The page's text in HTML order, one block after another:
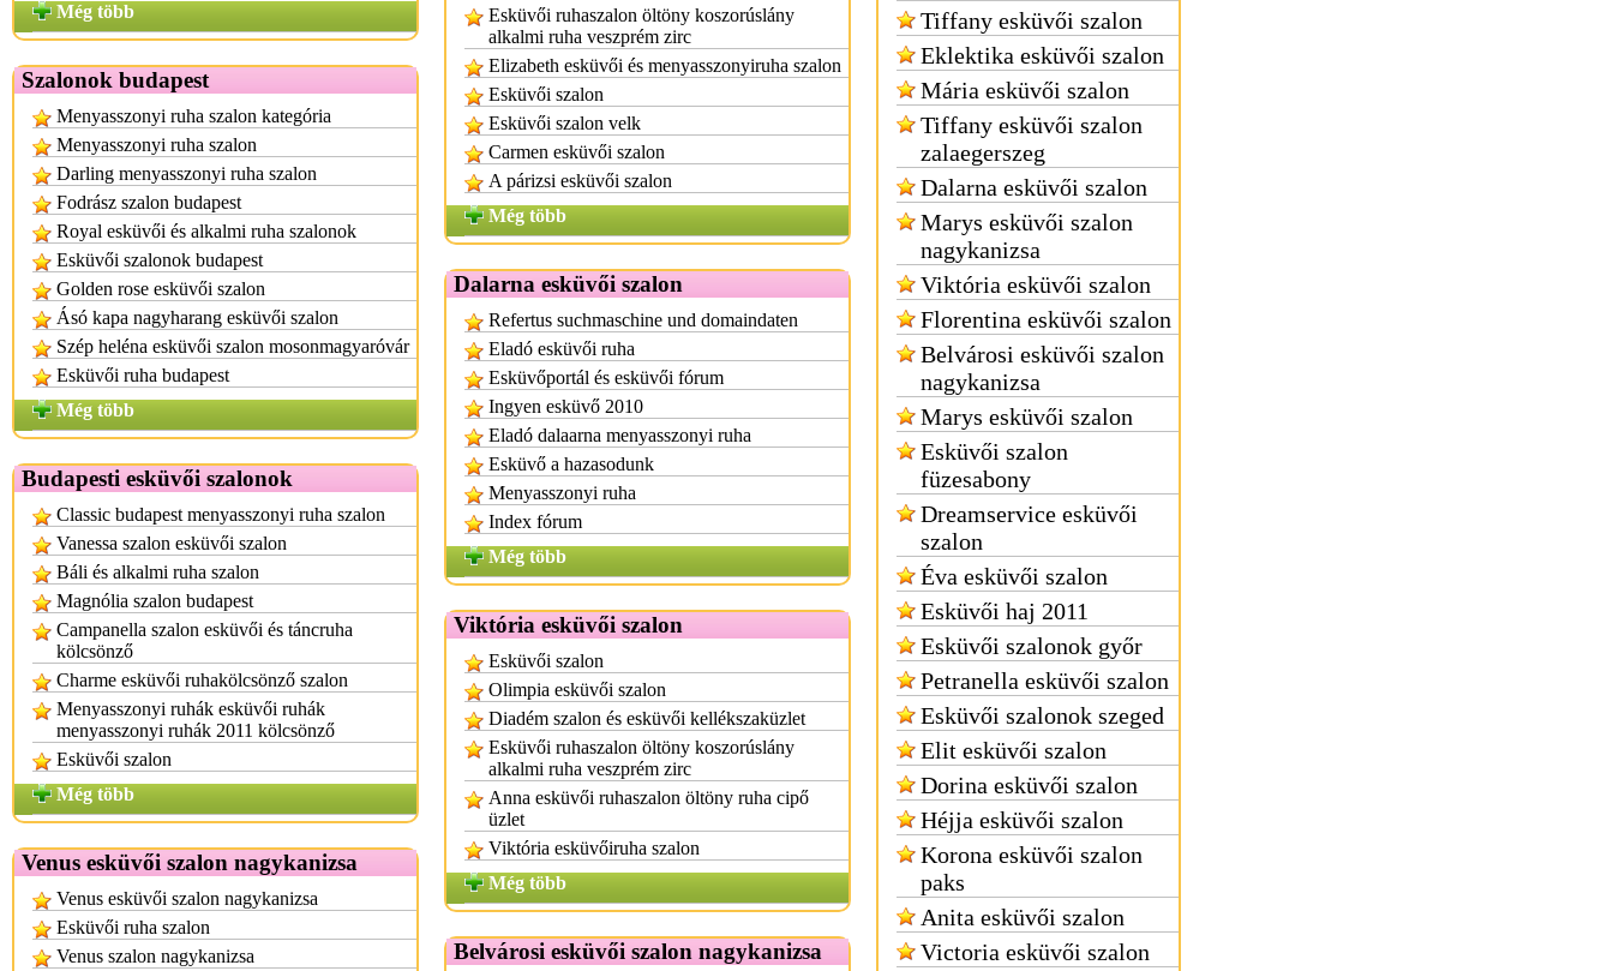
Még több
Szalonok budapest
Menyasszonyi ruha szalon kategória
Menyasszonyi ruha szalon
Darling menyasszonyi ruha szalon
Fodrász szalon budapest
Royal esküvői és alkalmi ruha szalonok
Esküvői szalonok budapest
Golden rose esküvői szalon
Ásó kapa nagyharang esküvői szalon
Szép heléna esküvői szalon mosonmagyaróvár
Esküvői ruha budapest
Még több
Budapesti esküvői szalonok
Classic budapest menyasszonyi ruha szalon
Vanessa szalon esküvői szalon
Báli és alkalmi ruha szalon
Magnólia szalon budapest
Campanella szalon esküvői és táncruha
kölcsönző
Charme esküvői ruhakölcsönző szalon
Menyasszonyi ruhák esküvői ruhák
menyasszonyi ruhák 2011 kölcsönző
Esküvői szalon
Még több
Venus esküvői szalon nagykanizsa
Venus esküvői szalon nagykanizsa
Esküvői ruha szalon
Venus szalon nagykanizsa
Esküvői ruhaszalon öltöny koszorúslány
alkalmi ruha veszprém zirc
Elizabeth esküvői és menyasszonyiruha szalon
Esküvői szalon
Esküvői szalon velk
Carmen esküvői szalon
A párizsi esküvői szalon
Még több
Dalarna esküvői szalon
Refertus suchmaschine und domaindaten
Eladó esküvői ruha
Esküvőportál és esküvői fórum
Ingyen esküvő 2010
Eladó dalaarna menyasszonyi ruha
Esküvő a hazasodunk
Menyasszonyi ruha
Index fórum
Még több
Viktória esküvői szalon
Esküvői szalon
Olimpia esküvői szalon
Diadém szalon és esküvői kellékszaküzlet
Esküvői ruhaszalon öltöny koszorúslány
alkalmi ruha veszprém zirc
Anna esküvői ruhaszalon öltöny ruha cipő
üzlet
Viktória esküvőiruha szalon
Még több
Belvárosi esküvői szalon nagykanizsa
Tiffany esküvői szalon
Eklektika esküvői szalon
Mária esküvői szalon
Tiffany esküvői szalon
zalaegerszeg
Dalarna esküvői szalon
Marys esküvői szalon
nagykanizsa
Viktória esküvői szalon
Florentina esküvői szalon
Belvárosi esküvői szalon
nagykanizsa
Marys esküvői szalon
Esküvői szalon
füzesabony
Dreamservice esküvői
szalon
Éva esküvői szalon
Esküvői haj 2011
Esküvői szalonok győr
Petranella esküvői szalon
Esküvői szalonok szeged
Elit esküvői szalon
Dorina esküvői szalon
Héjja esküvői szalon
Korona esküvői szalon
paks
Anita esküvői szalon
Victoria esküvői szalon